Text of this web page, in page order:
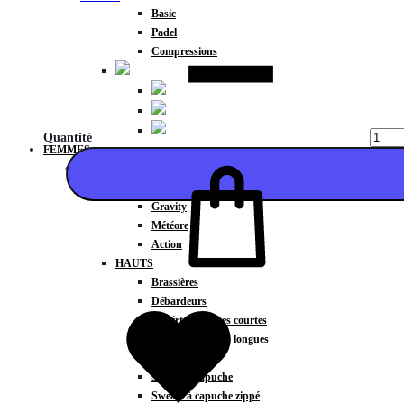
Basic
Padel
Compressions
FEMMES
Gravity
Météore
Action
HAUTS
Brassières
Débardeurs
T-shirts manches courtes
T-shirts manches longues
Sweats à capuche
Sweats à capuche zippé
Quantité